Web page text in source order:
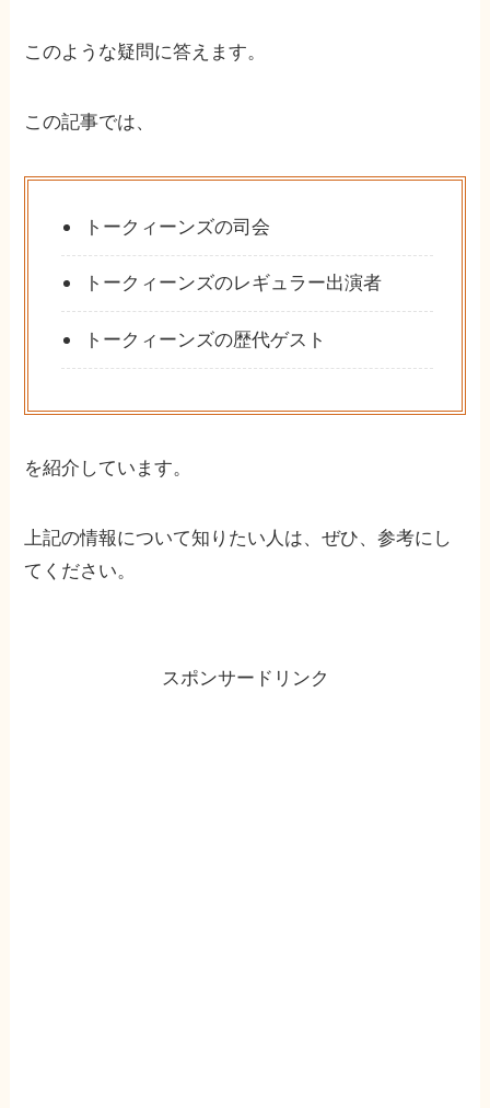
このような疑問に答えます。
この記事では、
トークィーンズの司会
トークィーンズのレギュラー出演者
トークィーンズの歴代ゲスト
を紹介しています。
上記の情報について知りたい人は、ぜひ、参考にし
てください。
スポンサードリンク